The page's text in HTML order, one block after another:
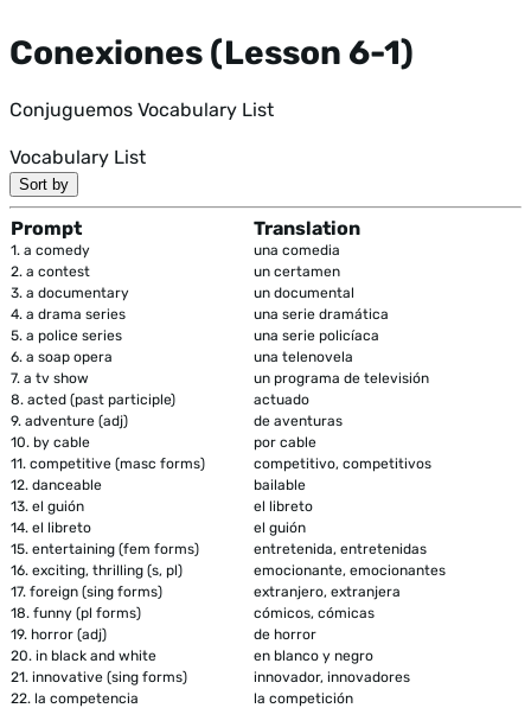
Conexiones (Lesson 6-1)
Conjuguemos Vocabulary List
Vocabulary List
Sort by
Prompt Translation
1. a comedy
una comedia
2. a contest
un certamen
3. a documentary
un documental
4. a drama series
una serie dramática
5. a police series
una serie policíaca
6. a soap opera
una telenovela
7. a tv show
un programa de televisión
8. acted (past participle)
actuado
9. adventure (adj)
de aventuras
10. by cable
por cable
11. competitive (masc forms)
competitivo, competitivos
12. danceable
bailable
13. el guión
el libreto
14. el libreto
el guión
15. entertaining (fem forms)
entretenida, entretenidas
16. exciting, thrilling (s, pl)
emocionante, emocionantes
17. foreign (sing forms)
extranjero, extranjera
18. funny (pl forms)
cómicos, cómicas
19. horror (adj)
de horror
20. in black and white
en blanco y negro
21. innovative (sing forms)
innovador, innovadores
22. la competencia
la competición